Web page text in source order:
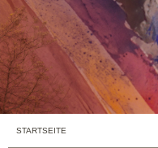
STARTSEITE